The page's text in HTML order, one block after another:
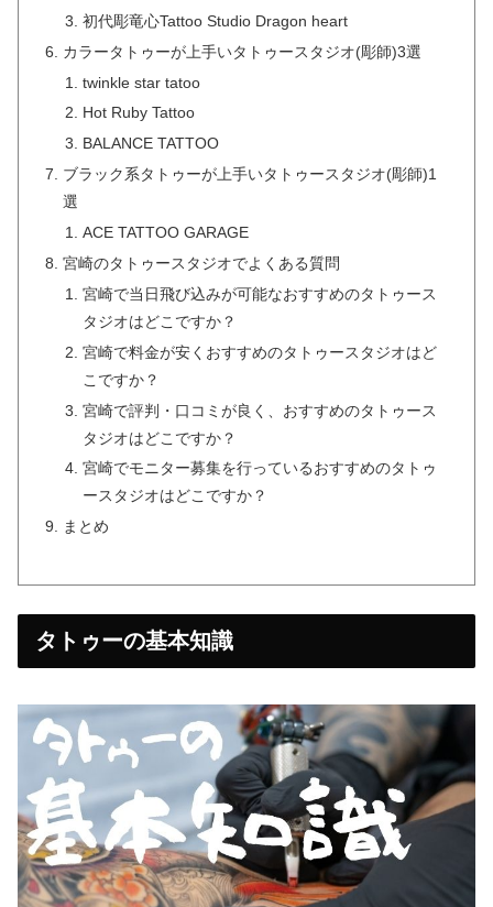
初代彫竜心Tattoo Studio Dragon heart
カラータトゥーが上手いタトゥースタジオ(彫師)3選
twinkle star tatoo
Hot Ruby Tattoo
BALANCE TATTOO
ブラック系タトゥーが上手いタトゥースタジオ(彫師)1
選
ACE TATTOO GARAGE
宮崎のタトゥースタジオでよくある質問
宮崎で当日飛び込みが可能なおすすめのタトゥース
タジオはどこですか？
宮崎で料金が安くおすすめのタトゥースタジオはど
こですか？
宮崎で評判・口コミが良く、おすすめのタトゥース
タジオはどこですか？
宮崎でモニター募集を行っているおすすめのタトゥ
ースタジオはどこですか？
まとめ
タトゥーの基本知識